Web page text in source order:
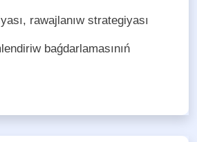
rawajlanıw strategiyası
baǵdarlamasınıń